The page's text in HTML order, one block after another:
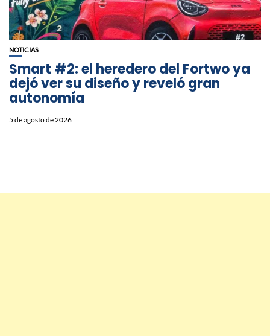
NOTICIAS
Smart #2: el heredero del Fortwo ya
dejó ver su diseño y reveló gran
autonomía
5 de agosto de 2026